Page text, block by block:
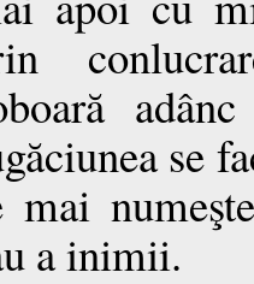
se
mai
a inimii.